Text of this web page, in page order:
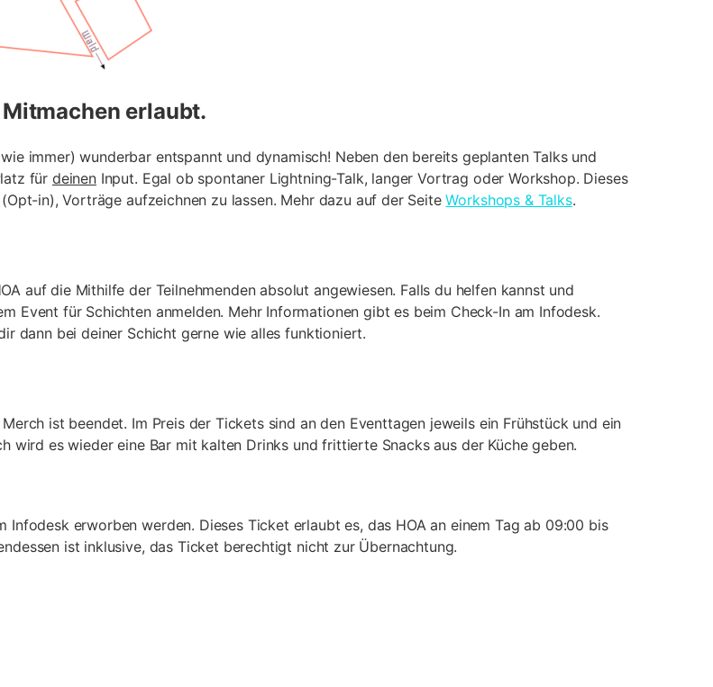
erlaubt.
immer) wunderbar entspannt und dynamisch! Neben den bereits geplanten Talks und
für deinenInput. Egal ob spontaner Lightning-Talk, langer Vortrag oder Workshop. Dieses
in), Vorträge aufzeichnen zu lassen. Mehr dazu auf der SeiteWorkshops & Talks.
auf die Mithilfe der Teilnehmenden absolut angewiesen. Falls du helfen kannst und
Event für Schichten anmelden. Mehr Informationen gibt es beim Check-In am Infodesk.
dann bei deiner Schicht gerne wie alles funktioniert.
ist beendet. Im Preis der Tickets sind an den Eventtagen jeweils ein Frühstück und ein
wird es wieder eine Bar mit kalten Drinks und frittierte Snacks aus der Küche geben.
Infodesk erworben werden. Dieses Ticket erlaubt es, das HOA an einem Tag ab 09:00 bis
ist inklusive, das Ticket berechtigt nicht zur Übernachtung.